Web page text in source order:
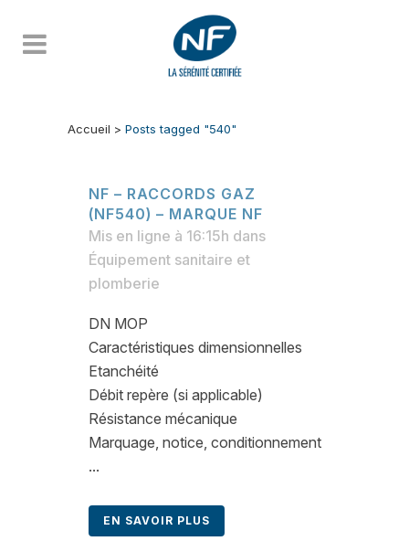
Accueil > Posts tagged "540"
NF – RACCORDS GAZ
(NF540) – MARQUE NF
Mis en ligne à 16:15h dans
Équipement sanitaire et
plomberie
DN MOP
Caractéristiques dimensionnelles
Etanchéité
Débit repère (si applicable)
Résistance mécanique
Marquage, notice, conditionnement
...
EN SAVOIR PLUS